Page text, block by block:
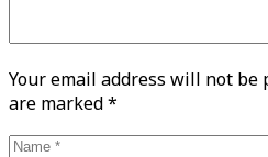
Your email address will not be
are marked*